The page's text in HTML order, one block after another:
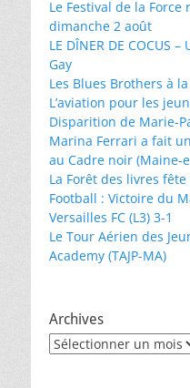
Le Festival de la
dimanche 2 août
LE DÎNER DE COCUS
Gay
Les Blues Brothers à
L’aviation pour les
Disparition de Marie-
Marina Ferrari a fait
au Cadre noir (Maine-
La Forêt des livres fête
Football : Victoire du
Versailles FC (L3) 3-1
Le Tour Aérien des
Academy (TAJP-MA)
Archives
Archives